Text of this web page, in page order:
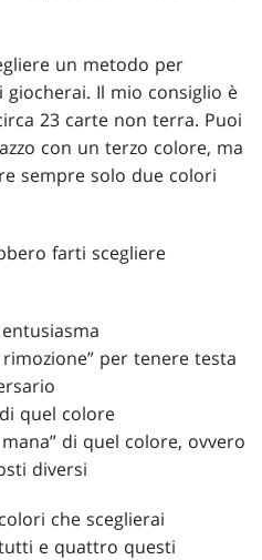
un metodo per
Il mio consiglio è
23 carte non terra. Puoi
con un terzo colore, ma
sempre solo due colori
farti scegliere
per tenere testa
quel colore
di quel colore, ovvero
diversi
che sceglierai
e quattro questi